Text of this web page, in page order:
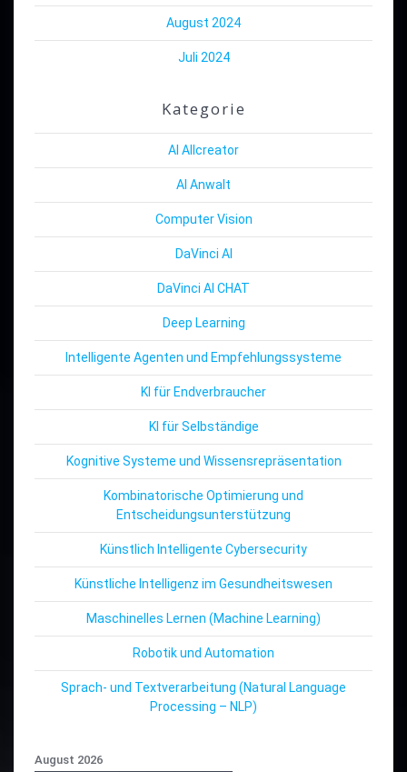
August 2024
Juli 2024
Kategorie
AI Allcreator
AI Anwalt
Computer Vision
DaVinci AI
DaVinci AI CHAT
Deep Learning
Intelligente Agenten und Empfehlungssysteme
KI für Endverbraucher
KI für Selbständige
Kognitive Systeme und Wissensrepräsentation
Kombinatorische Optimierung und
Entscheidungsunterstützung
Künstlich Intelligente Cybersecurity
Künstliche Intelligenz im Gesundheitswesen
Maschinelles Lernen (Machine Learning)
Robotik und Automation
Sprach- und Textverarbeitung (Natural Language
Processing – NLP)
August 2026